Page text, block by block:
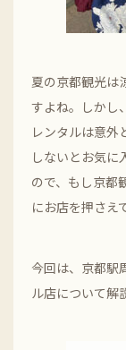
夏の京都観光は
すよね。しかし
レンタルは意外
しないとお気に
ので、もし京都
にお店を押さえ
今回は、京都駅
ル店について解